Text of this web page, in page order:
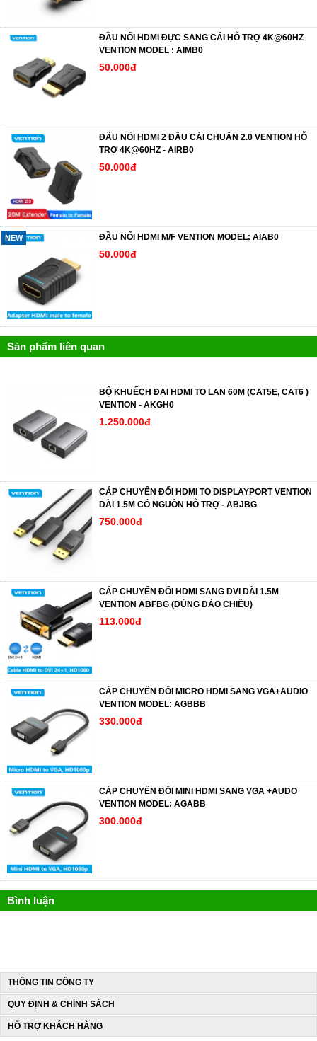
ĐẦU NỐI HDMI ĐỰC SANG CÁI HỖ TRỢ 4K@60HZ
VENTION MODEL : AIMB0
50.000đ
ĐẦU NỐI HDMI 2 ĐẦU CÁI CHUẨN 2.0 VENTION HỖ
TRỢ 4K@60HZ - AIRB0
50.000đ
NEW ĐẦU NỐI HDMI M/F VENTION MODEL: AIAB0
50.000đ
Sản phẩm liên quan
BỘ KHUẾCH ĐẠI HDMI TO LAN 60M (CAT5E, CAT6 )
VENTION - AKGH0
1.250.000đ
CÁP CHUYỂN ĐỔI HDMI TO DISPLAYPORT VENTION
DÀI 1.5M CÓ NGUỒN HỖ TRỢ - ABJBG
750.000đ
CÁP CHUYỂN ĐỔI HDMI SANG DVI DÀI 1.5M
VENTION ABFBG (DÙNG ĐẢO CHIỀU)
113.000đ
CÁP CHUYỂN ĐỔI MICRO HDMI SANG VGA+AUDIO
VENTION MODEL: AGBBB
330.000đ
CÁP CHUYỂN ĐỔI MINI HDMI SANG VGA +AUDO
VENTION MODEL: AGABB
300.000đ
Bình luận
THÔNG TIN CÔNG TY
QUY ĐỊNH & CHÍNH SÁCH
HỖ TRỢ KHÁCH HÀNG